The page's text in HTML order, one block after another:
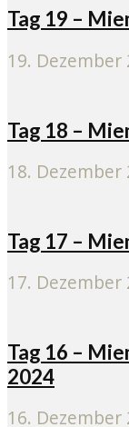
Tag 19 –
19. Dezember
Tag 18 –
18. Dezember
Tag 17 –
17. Dezember
Tag 16 –
2024
16. Dezember